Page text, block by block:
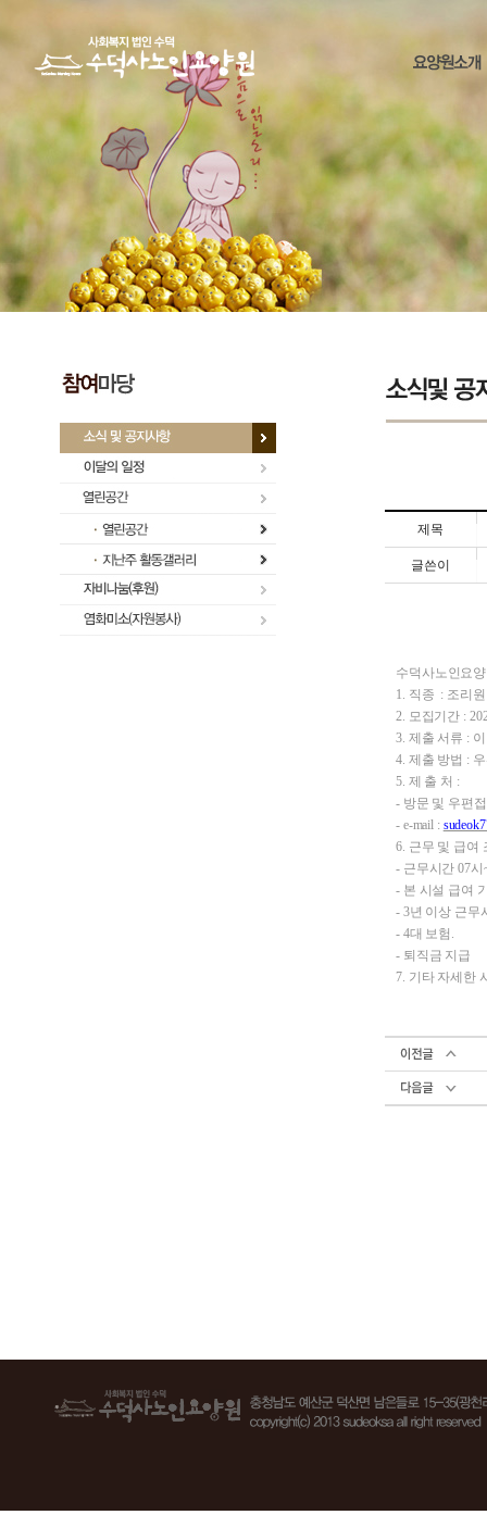
제목
글쓴이
수덕사노인요
1. 직종 : 조리원
2. 모집기간 :
3. 제출 서류 :
4. 제출 방법 :
5. 제 출 처 :
- 방문 및 우편
- e-mail :
6. 근무 및 급여
- 근무시간 07
- 본 시설 급여
- 3년 이상 근무
- 4대 보험.
- 퇴직금 지급
7. 기타 자세한